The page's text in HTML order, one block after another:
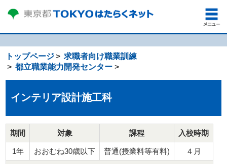
トップページ
求職者向け職業訓練
都立職業能力開発センター
インテリア設計施工科
期間 対象 課程 入校時期
1年 おおむね30歳以下 普通(授業料等有料) ４月